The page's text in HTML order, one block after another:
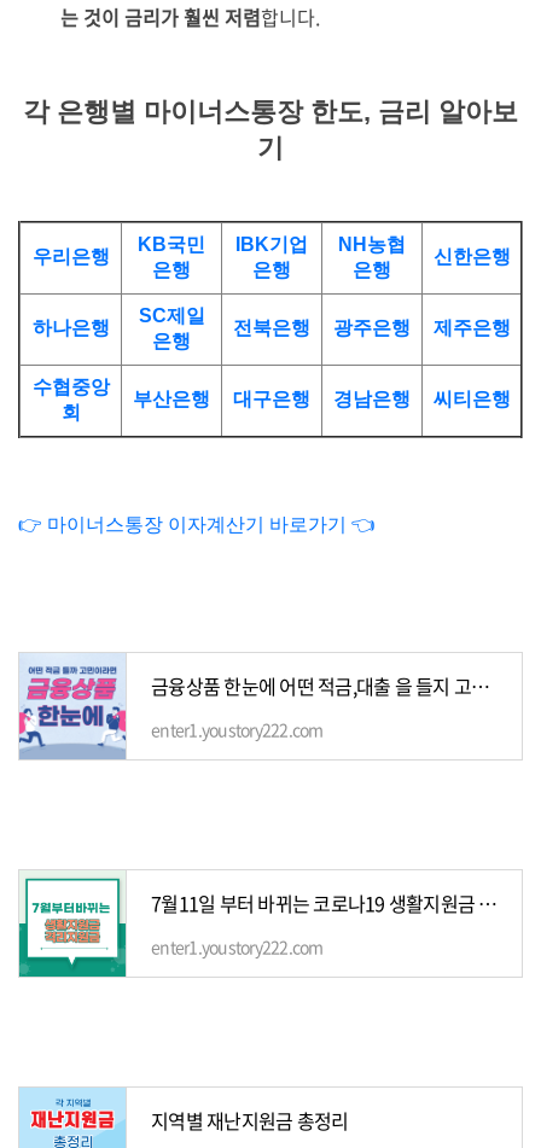
는 것이 금리가 훨씬 저렴합니다.
각 은행별 마이너스통장 한도, 금리 알아보
기
우리은행
KB국민
은행
IBK기업
은행
NH농협
은행
신한은행
하나은행
SC제일
은행
전북은행 광주은행 제주은행
수협중앙
회
부산은행 대구은행 경남은행 씨티은행
👉 마이너스통장 이자계산기 바로가기 👈
금융상품 한눈에 어떤 적금,대출 을 들지 고민이라면
enter1.youstory222.com
7월11일 부터 바뀌는 코로나19 생활지원금 격리지원금
enter1.youstory222.com
지역별 재난지원금 총정리